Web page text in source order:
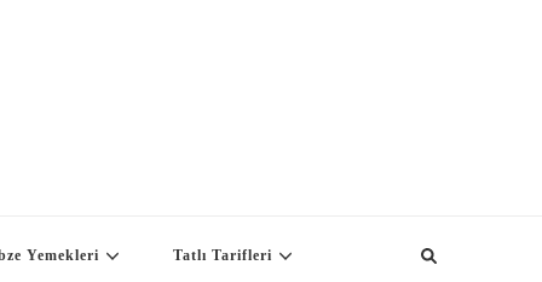
Yemekleri Tatlı Tarifleri